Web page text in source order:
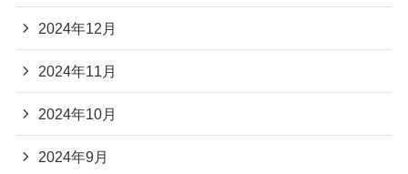
2024年12月
2024年11月
2024年10月
2024年9月